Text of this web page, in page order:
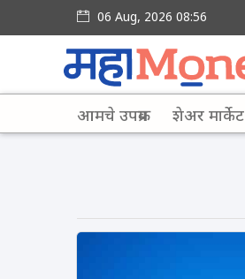
06 Aug, 2026 08:56
आमचे उपक्रम शेअर मार्केट